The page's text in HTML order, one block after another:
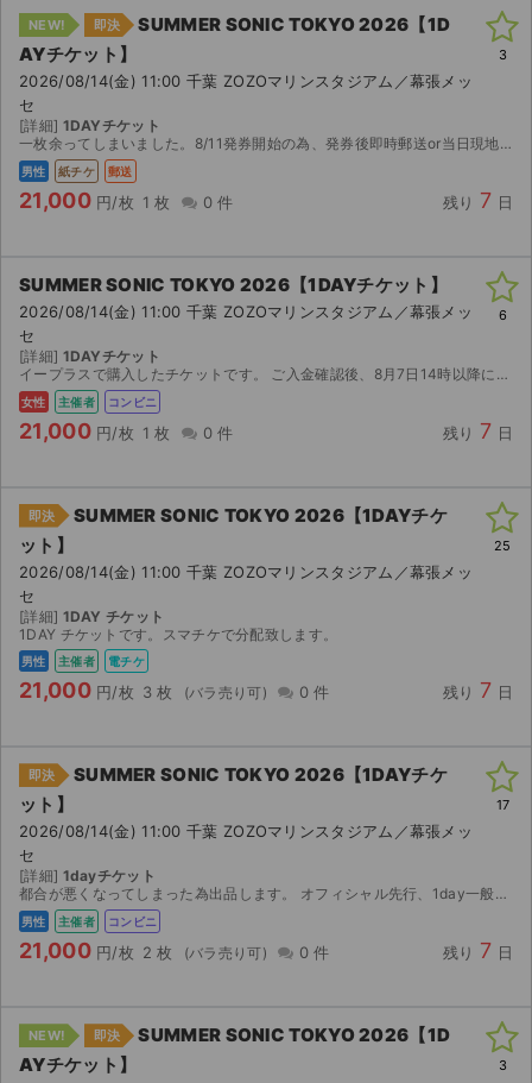
NEW! 即決
SUMMER SONIC TOKYO 2026【1D
AYチケット】
2026/08/14(金) 11:00 千葉 ZOZOマリンスタジアム／幕張メッ
セ
[詳細] 1DAYチケット
一枚余ってしまいました。8/11発券開始の為、発券後即時郵送or当日現地にて手渡しいたします。 迅速な対応心掛けますので、何卒宜しくお願いいたします。
男性 紙チケ 郵送
21,000 円/枚 1 枚 0 件 残り 7 日
3
SUMMER SONIC TOKYO 2026【1DAYチケット】
2026/08/14(金) 11:00 千葉 ZOZOマリンスタジアム／幕張メッ
セ
[詳細] 1DAYチケット
イープラスで購入したチケットです。 ご入金確認後、8月7日14時以降にセブンイレブンでの発券番号をお伝えします。 発券の際に店頭発券手数料165円を別途お支払いください。
女性 主催者 コンビニ
21,000 円/枚 1 枚 0 件 残り 7 日
6
即決
SUMMER SONIC TOKYO 2026【1DAYチケ
ット】
2026/08/14(金) 11:00 千葉 ZOZOマリンスタジアム／幕張メッ
セ
[詳細] 1DAY チケット
1DAY チケットです。スマチケで分配致します。
男性 主催者 電チケ
21,000 円/枚 3 枚 0 件 残り 7 日
25
即決
SUMMER SONIC TOKYO 2026【1DAYチケ
ット】
2026/08/14(金) 11:00 千葉 ZOZOマリンスタジアム／幕張メッ
セ
[詳細] 1dayチケット
都合が悪くなってしまった為出品します。 オフィシャル先行、1day一般。支払い済です。 入金確認後、セブンイレブンでの発券番号をお伝えします。8/9 14時～発券開始です。 発券の際に別途...
男性 主催者 コンビニ
21,000 円/枚 2 枚 0 件 残り 7 日
17
NEW! 即決
SUMMER SONIC TOKYO 2026【1D
AYチケット】
3